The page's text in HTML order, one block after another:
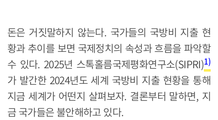
돈은 거짓말하지 않는다. 국가들의 국방비 지출 현
황과 추이를 보면 국제정치의 속성과 흐름을 파악할
수 있다. 2025년 스톡홀름국제평화연구소(SIPRI)1)
가 발간한 2024년도 세계 국방비 지출 현황을 통해
지금 세계가 어떤지 살펴보자. 결론부터 말하면, 지
금 국가들은 불안해하고 있다.